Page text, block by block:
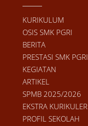
KURIKULUM
OSIS SMK PGRI
BERITA
PRESTASI SMK PGRI
KEGIATAN
ARTIKEL
SPMB 2025/2026
EKSTRA KURIKULER
PROFIL SEKOLAH